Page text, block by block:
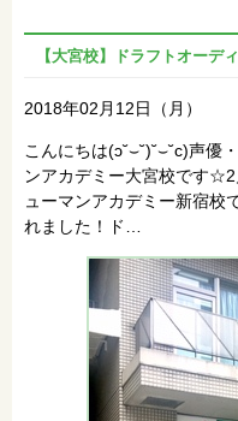
【大宮校】ドラフトオーデ
2018年02月12日（月）
こんにちは(ɔ˘⌣˘)˘⌣˘c)声優
ンアカデミー大宮校です
ューマンアカデミー新宿校
れました！ド…